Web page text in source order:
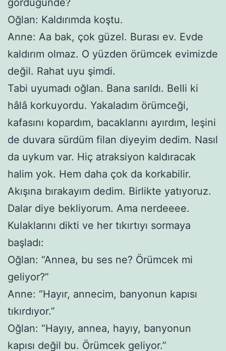
Oğlan: Kaldırımda koştu.
Anne: Aa bak, çok güzel. Burası ev. Evde
kaldırım olmaz. O yüzden örümcek evimizde
değil. Rahat uyu şimdi.
Tabi uyumadı oğlan. Bana sarıldı. Belli ki
hâlâ korkuyordu. Yakaladım örümceği,
kafasını kopardım, bacaklarını ayırdım, leşini
de duvara sürdüm filan diyeyim dedim. Nasıl
da uykum var. Hiç atraksiyon kaldıracak
halim yok. Hem daha çok da korkabilir.
Akışına bırakayım dedim. Birlikte yatıyoruz.
Dalar diye bekliyorum. Ama nerdeeee.
Kulaklarını dikti ve her tıkırtıyı sormaya
başladı:
Oğlan: “Annea, bu ses ne? Örümcek mi
geliyor?”
Anne: “Hayır, annecim, banyonun kapısı
tıkırdıyor.”
Oğlan: “Hayıy, annea, hayıy, banyonun
kapısı değil bu. Örümcek geliyor.”